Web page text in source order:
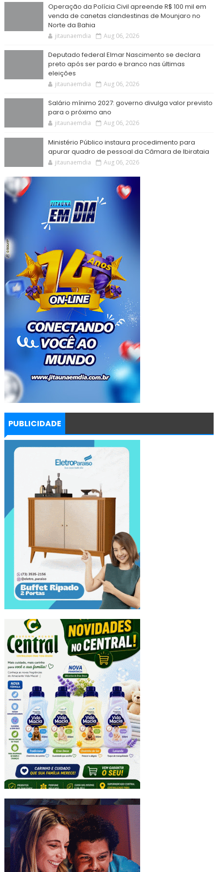
Operação da Polícia Civil apreende R$ 100 mil em
venda de canetas clandestinas de Mounjaro no
Norte da Bahia
jitaunaemdia Aug 06, 2026
Deputado federal Elmar Nascimento se declara
preto após ser pardo e branco nas últimas
eleições
jitaunaemdia Aug 06, 2026
Salário mínimo 2027: governo divulga valor previsto
para o próximo ano
jitaunaemdia Aug 06, 2026
Ministério Público instaura procedimento para
apurar quadro de pessoal da Câmara de Ibirataia
jitaunaemdia Aug 06, 2026
PUBLICIDADE